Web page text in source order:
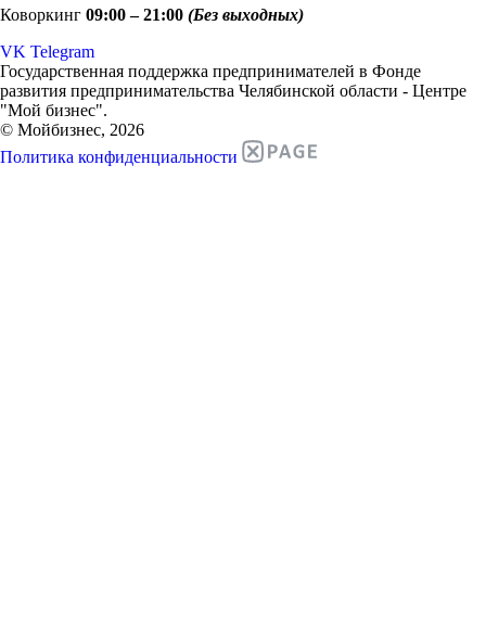
Коворкинг 09:00 – 21:00 (Без выходных)
VK Telegram
Государственная поддержка предпринимателей в Фонде
развития предпринимательства Челябинской области - Центре
"Мой бизнес".
© Мойбизнес, 2026
Политика конфиденциальности